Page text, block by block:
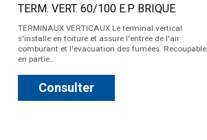
TERM. VERT. 60/100 E.P BRIQUE
TERMINAUX VERTICAUX Le terminal vertical
s'installe en toiture et assure l'entrée de l'air
comburant et l'évacuation des fumées. Recoupable
en partie…
Consulter